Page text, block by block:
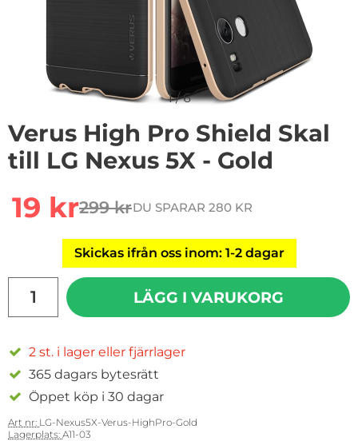
1/6
Verus High Pro Shield Skal
till LG Nexus 5X - Gold
rea pris
19 krtidigare pris
299 krDU SPARAR 280 KR
Skickas ifrån oss inom: 1-2 dagar
LÄGG I VARUKORG
2 st. i lager eller fjärrlager
365 dagars bytesrätt
Öppet köp i 30 dagar
Art nr: LG-Nexus5X-Verus-HighPro-Gold
Lagerplats: A11-03